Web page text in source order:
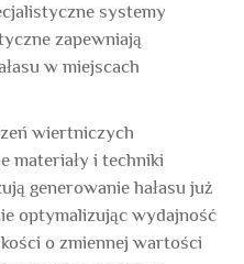
systemy
zapewniają
w miejscach
wiertniczych
materiały i techniki
generowanie hałasu już
optymalizując wydajność
o zmiennej wartości